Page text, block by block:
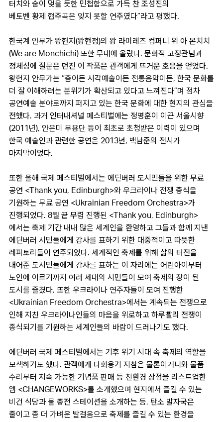
터치와 숨이 멎을 듯한 민첩함으로 가득 찬 조성진의
베토벤 황제 협주곡은 잊지 못할 연주였다”라고 평했다.
한국계 안무가 왕헌지(왕현정)의 왕 라미레즈 컴퍼니 위 아 몬치치
(We are Monchichi) 또한 무대에 올랐다. 문화적 고정관념과
정체성에 질문은 던진 이 작품은 관객에게 뜨거운 호응을 얻었다.
왕헌지 안무가는 “춤이든 시각예술이든 전통음악이든, 한국 문화를
더 잘 이해하려는 분위기가 확산되고 있다고 느껴진다”며 점차
공연예술 분야로까지 퍼지고 있는 한국 문화에 대한 현지의 관심을
전했다. 과거 인터내셔널 페스티벌에는 정명훈이 이끈 서울시향
(2011년), 안은미 무용단 등이 최초로 초청받은 이력이 있으며
한국 예술인과 관련한 공연은 2013년, 백남준의 전시가
마지막이었다.
또한 올해 국제 페스티벌에서는 에딘버러 도시민들을 위한 무료
공연 <Thank you, Edinburgh>와 우크라이나 전쟁 종식을
기원하는 무료 공연 <Ukrainian Freedom Orchestra>가
진행되었다. 8월 끝 무렵 진행된 <Thank you, Edinburgh>
에서는 축제 기간 내내 많은 세계인을 환영하고 그들과 함께 지낸
에딘버러 시민들에게 감사를 표하기 위한 대중적이고 따뜻한
레퍼토리들이 연주되었다. 세계적인 축제를 위해 삶의 터전을
내어준 도시민들에게 감사를 표하는 이 자리에는 어린아이부터
노인에 이르기까지 여러 세대의 시민들이 모여 축제의 장이 된
도시를 즐겼다. 또한 우크라이나 연주자들이 모여 진행한
<Ukrainian Freedom Orchestra>에서는 계속되는 전쟁으로
인해 지친 우크라이나인들의 마음을 위로하고 하루빨리 전쟁이
종식되기를 기원하는 세계인들의 바람이 드러나기도 했다.
에딘버러 국제 페스티벌에서는 기후 위기 시대 속 축제의 역할을
모색하기도 했다. 관객에게 다회용기 지참은 물론이거니와 물품
수리부터 지속 가능한 기념품 판매 등 친환경 상점을 리스트업한
앱 <CHANGEWORKS>를 소개했으며 현지에서 즐길 수 있는
비건 식당과 물 충전 스테이션을 소개하는 등, 탄소 발자국은
줄이고 좀 더 가벼운 발걸음으로 축제를 즐길 수 있는 환경을